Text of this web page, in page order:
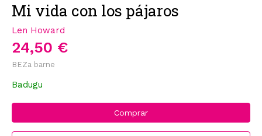
Mi vida con los pájaros
Len Howard
24,50 €
BEZa barne
Badugu
Comprar